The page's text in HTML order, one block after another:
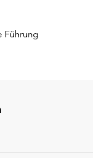
Führung